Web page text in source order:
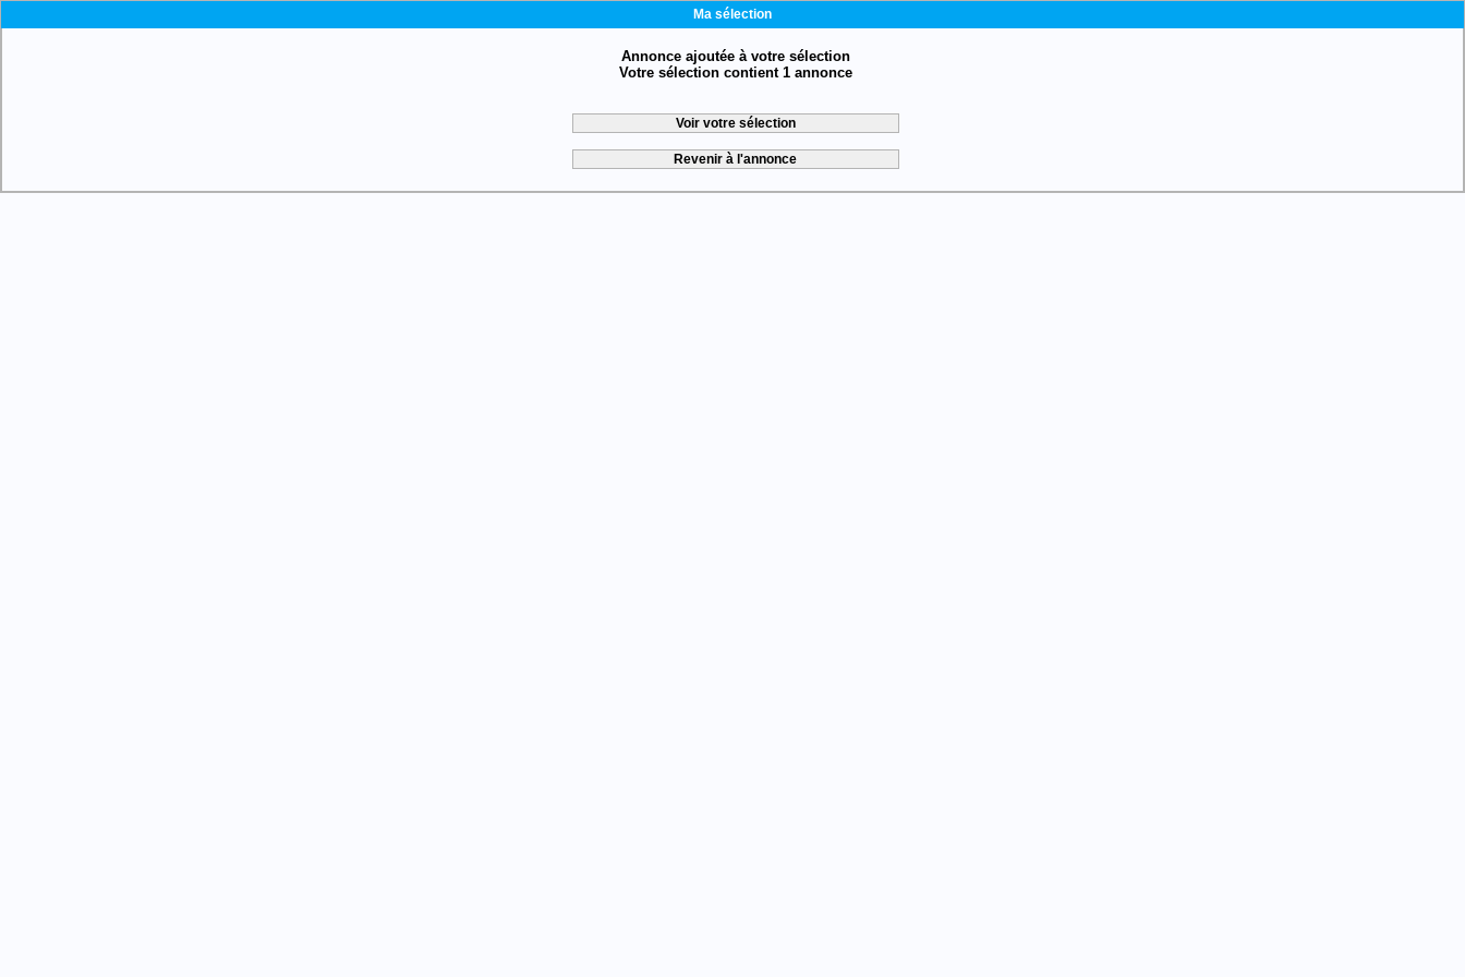
Ma sélection
Annonce ajoutée à votre sélection
Votre sélection contient 1 annonce